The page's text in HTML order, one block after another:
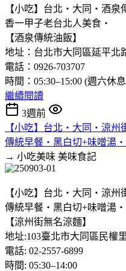
【小吃】台北‧大同‧酒泉
香一甲子老台北人美食‧
【酒泉傳統油飯】
地址：台北市大同區延平北
電話：0926-703707
時間：05:30–15:00 (週六休
繼續閱讀
3週前
【小吃】台北‧大同‧涼州
傳統早餐‧黑白切+味噌湯
→ 小吃美味 美味食記
【小吃】台北‧大同‧涼州
傳統早餐‧黑白切+味噌湯
【涼州街無名涼麵】
地址:103臺北市大同區民權
電話: 02-2557-6899
時間: 05:30–14:00